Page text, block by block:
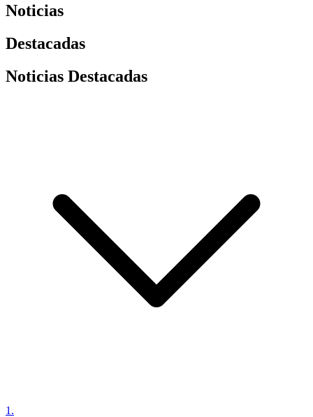
Noticias
Destacadas
Noticias Destacadas
1 .